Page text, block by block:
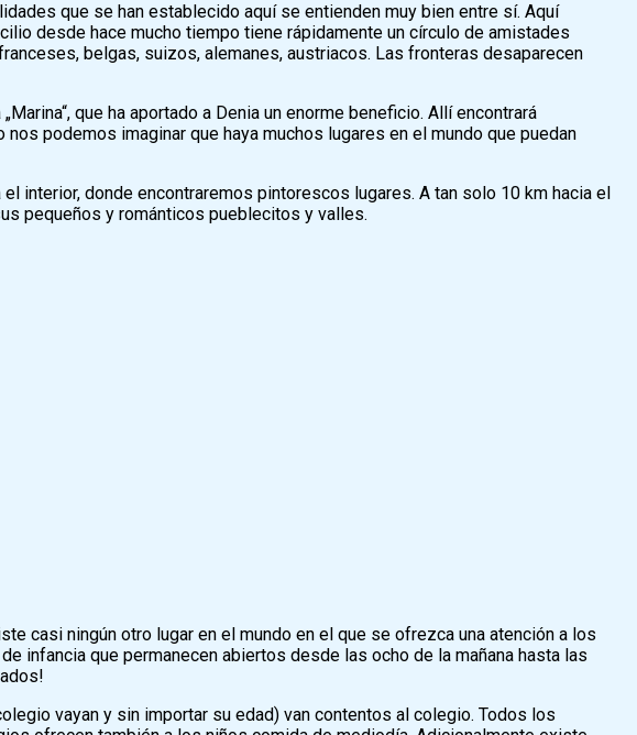
que se han establecido aquí se entienden muy bien entre sí. Aquí
desde hace mucho tiempo tiene rápidamente un círculo de amistades
belgas, suizos, alemanes, austriacos. Las fronteras desaparecen
que ha aportado a Denia un enorme beneficio. Allí encontrará
podemos imaginar que haya muchos lugares en el mundo que puedan
interior, donde encontraremos pintorescos lugares. A tan solo 10 km hacia el
pequeños y románticos pueblecitos y valles.
casi ningún otro lugar en el mundo en el que se ofrezca una atención a los
infancia que permanecen abiertos desde las ocho de la mañana hasta las
vayan y sin importar su edad) van contentos al colegio. Todos los